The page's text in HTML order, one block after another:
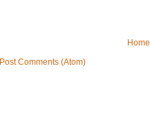
Home
Post Comments (Atom)